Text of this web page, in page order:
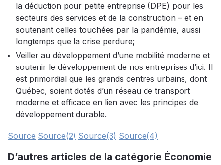
la déduction pour petite entreprise (DPE) pour les
secteurs des services et de la construction – et en
soutenant celles touchées par la pandémie, aussi
longtemps que la crise perdure;
Veiller au développement d’une mobilité moderne et
soutenir le développement de nos entreprises d’ici. Il
est primordial que les grands centres urbains, dont
Québec, soient dotés d’un réseau de transport
moderne et efficace en lien avec les principes de
développement durable.
Source Source(2) Source(3) Source(4)
D’autres articles de la catégorie Économie